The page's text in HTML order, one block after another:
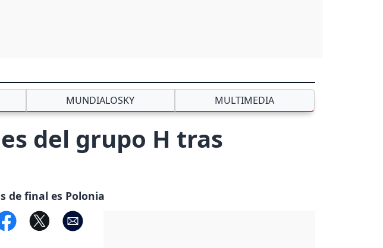
MUNDIALOSKY MULTIMEDIA
del grupo H tras
de final es Polonia